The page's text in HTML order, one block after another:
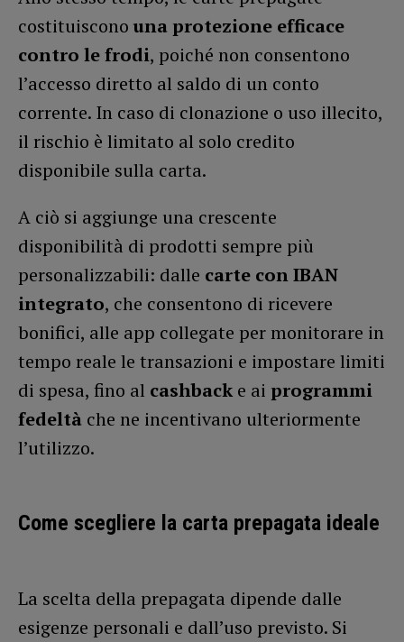
costituiscono una protezione efficace
contro le frodi, poiché non consentono
l’accesso diretto al saldo di un conto
corrente. In caso di clonazione o uso illecito,
il rischio è limitato al solo credito
disponibile sulla carta.
A ciò si aggiunge una crescente
disponibilità di prodotti sempre più
personalizzabili: dalle carte con IBAN
integrato, che consentono di ricevere
bonifici, alle app collegate per monitorare in
tempo reale le transazioni e impostare limiti
di spesa, fino al cashback e ai programmi
fedeltà che ne incentivano ulteriormente
l’utilizzo.
Come scegliere la carta prepagata ideale
La scelta della prepagata dipende dalle
esigenze personali e dall’uso previsto. Si